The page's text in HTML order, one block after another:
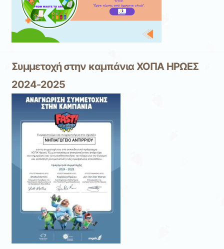
Συμμετοχή στην καμπάνια ΧΟΠΑ ΗΡΩΕΣ
2024-2025